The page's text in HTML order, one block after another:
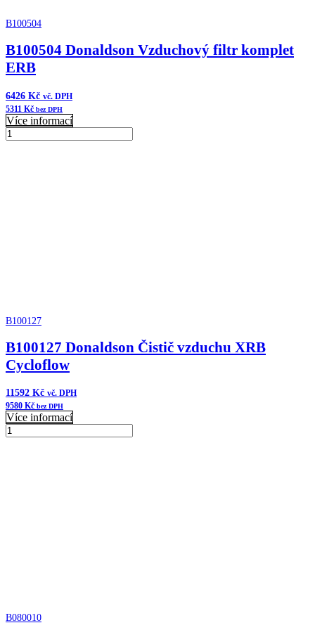
B100504
B100504 Donaldson Vzduchový filtr komplet
ERB
6426 Kč vč. DPH
5311 Kč bez DPH
Více informací
B100504
B100127
B100127 Donaldson Čistič vzduchu XRB
Cycloflow
11592 Kč vč. DPH
9580 Kč bez DPH
Více informací
B100127
B080010